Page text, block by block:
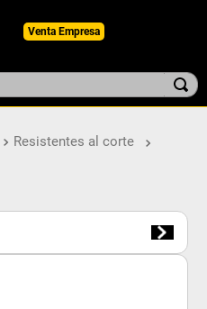
Venta Empresa
Resistentes al corte
botin